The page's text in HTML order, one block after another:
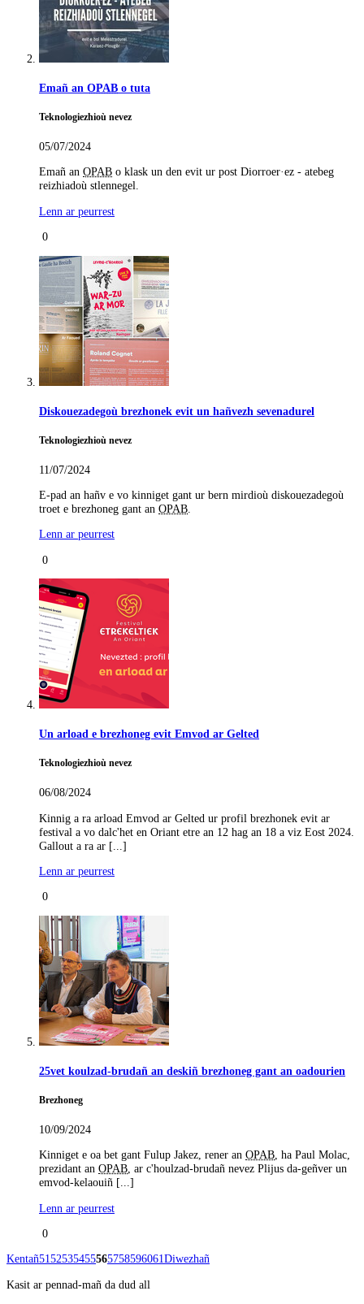
Emañ an OPAB o tuta
Teknologiezhioù nevez
05/07/2024
Emañ an OPAB o klask un den evit ur post Diorroer·ez - atebeg
reizhiadoù stlennegel.
Lenn ar peurrest
0
Diskouezadegoù brezhonek evit un hañvezh sevenadurel
Teknologiezhioù nevez
11/07/2024
E-pad an hañv e vo kinniget gant ur bern mirdioù diskouezadegoù
troet e brezhoneg gant an OPAB
Lenn ar peurrest
0
Un arload e brezhoneg evit Emvod ar Gelted
Teknologiezhioù nevez
06/08/2024
Kinnig a ra arload Emvod ar Gelted ur profil brezhonek evit ar
festival a vo dalc'het en Oriant etre an 12 hag an 18 a viz Eost 2024.
Gallout a ra ar [...]
Lenn ar peurrest
0
25vet koulzad-brudañ an deskiñ brezhoneg gant an oadourien
Brezhoneg
10/09/2024
Kinniget e oa bet gant Fulup Jakez, rener an OPAB, ha Paul Molac,
prezidant an OPAB, ar c'houlzad-brudañ nevez Plijus da-geñver un
emvod-kelaouiñ [...]
Lenn ar peurrest
0
Kentañ5152535455565758596061Diwezhañ
Kasit ar pennad-mañ da dud all